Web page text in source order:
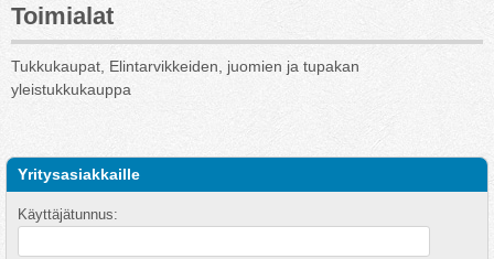
Toimialat
Tukkukaupat, Elintarvikkeiden, juomien ja tupakan
yleistukkukauppa
Yritysasiakkaille
Käyttäjätunnus: